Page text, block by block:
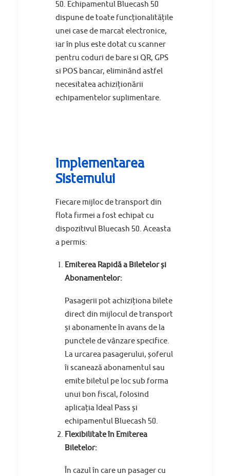
50. Echipamentul Bluecash 50
dispune de toate funcționalitățile
unei case de marcat electronice,
iar în plus este dotat cu scanner
pentru coduri de bare si QR, GPS
si POS bancar, eliminând astfel
necesitatea achiziționării
echipamentelor suplimentare.
Implementarea
Sistemului
Fiecare mijloc de transport din
flota firmei a fost echipat cu
dispozitivul Bluecash 50. Aceasta
a permis:
Emiterea Rapidă a Biletelor și
Abonamentelor:
Pasagerii pot achiziționa bilete
direct din mijlocul de transport
și abonamente în avans de la
punctele de vânzare specifice.
La urcarea pasagerului, șoferul
îi scanează abonamentul sau
emite biletul pe loc sub forma
unui bon fiscal, folosind
aplicația Ideal Pass și
echipamentul Bluecash 50.
Flexibilitate în Emiterea
Biletelor:
În cazul în care un pasager cu